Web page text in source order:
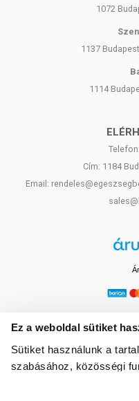
Ez a weboldal sütiket
Sütiket használunk a
szabásához, közösségi
1072
1137
1114
Telefon:
Cím: 1184
Email: